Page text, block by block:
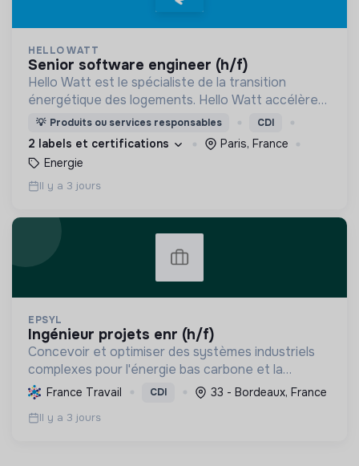
HELLO WATT
senior software engineer (h/f)
Hello Watt est le spécialiste de la transition
énergétique des logements. Hello Watt accélère
la transition énergétique en la rendant plus simple,
plus intelligente et plus accessible.
💡 Produits ou services responsables CDI
2 labels et certifications
Paris, France
Energie
Il y a 3 jours
EPSYL
ingénieur projets enr (h/f)
Concevoir et optimiser des systèmes industriels
complexes pour l'énergie bas carbone et la
mobilité durable, en s'appuyant sur l'innovation et
une démarche RSE.
France Travail CDI 33 - Bordeaux, France
Il y a 3 jours